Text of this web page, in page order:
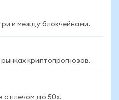
и между блокчейнами.
рынках криптопрогнозов.
с плечом до 50x.